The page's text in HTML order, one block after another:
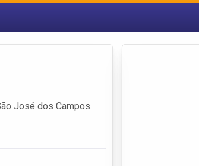
José dos Campos.